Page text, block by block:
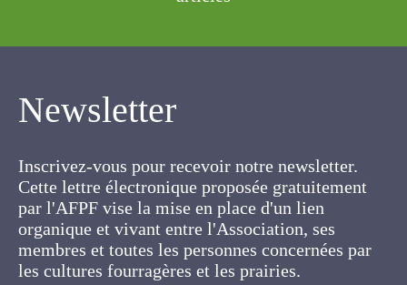
Newsletter
Cette lettre électronique proposée
gratuitement par l'AFPF vise la mise en place
d'un lien organique et vivant entre l'Association,
ses membres et toutes les personnes
concernées par les cultures fourragères et les
prairies.